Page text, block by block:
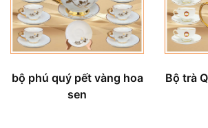
bộ phú quý pết vàng hoa
sen
Bộ trà